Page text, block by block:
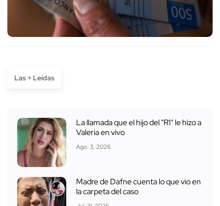
Las + Leídas
La llamada que el hijo del "R1" le hizo a
Valeria en vivo
Ago. 3, 2026
Madre de Dafne cuenta lo que vio en
la carpeta del caso